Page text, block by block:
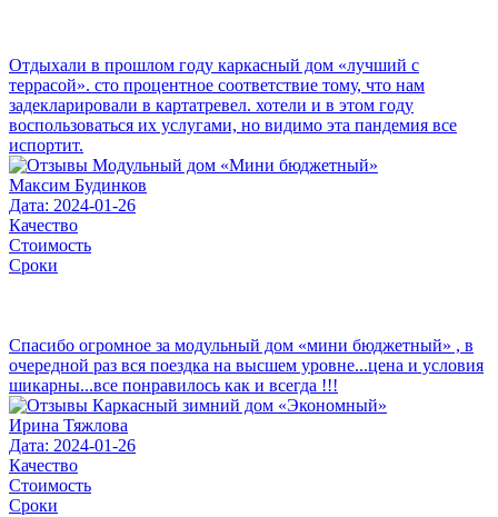
Отдыхали в прошлом году каркасный дом «лучший с
террасой». сто процентное соответствие тому, что нам
задекларировали в картатревел. хотели и в этом году
воспользоваться их услугами, но видимо эта пандемия все
испортит.
Максим Будинков
Дата: 2024-01-26
Качество
Стоимость
Сроки
Спасибо огромное за модульный дом «мини бюджетный» , в
очередной раз вся поездка на высшем уровне...цена и условия
шикарны...все понравилось как и всегда !!!
Ирина Тяжлова
Дата: 2024-01-26
Качество
Стоимость
Сроки